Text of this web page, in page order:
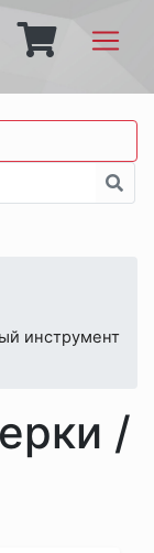
инструмент
/